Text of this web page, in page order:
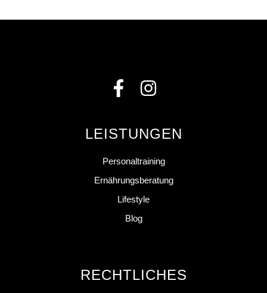
LEISTUNGEN
Personaltraining
Ernährungsberatung
Lifestyle
Blog
RECHTLICHES